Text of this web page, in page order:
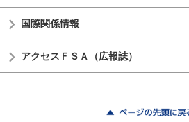
国際関係情報
アクセスＦＳＡ（広報誌）